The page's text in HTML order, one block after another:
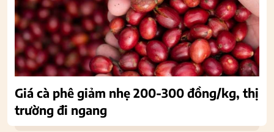
Giá cà phê giảm nhẹ 200-300 đồng/kg, thị
trường đi ngang